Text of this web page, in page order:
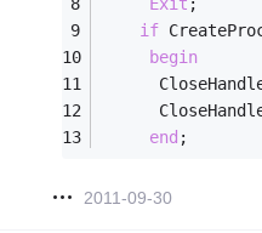
if
begin
end ;
2011-09-30